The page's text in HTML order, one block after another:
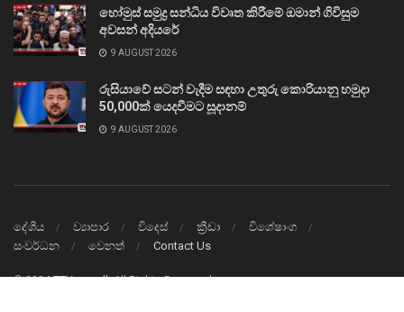
හෝමුස් සමුද්‍ර සන්ධිය විවෘත කිරීමේ ඔමාන් ගිවිසුම
අවසන් අදියරේ
9 AUGUST 2026
රුසියාවේ සටන් වැදීම සඳහා උතුරු කොරියානු හමුදා
50,000ක් යෙදවීමට සූදානම්
9 AUGUST 2026
දේශීය ව්‍යාපාර විදෙස් ක්‍රීඩා
විශේෂාංග
සංවර්ධන
වෙනත් Contact Us
© 2024TTVnews.lkAll Rights Reserved